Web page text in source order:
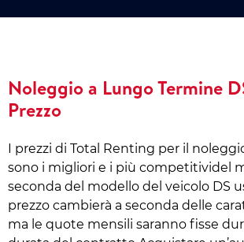
Noleggio a Lungo Termine
Prezzo
I prezzi di Total Renting per il
sono i migliori e i più competitividel
seconda del modello del veicolo DS
prezzo cambierà a seconda delle
ma le quote mensili saranno fisse